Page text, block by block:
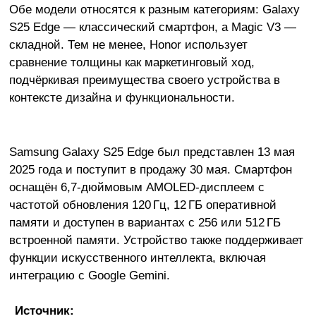
Обе модели относятся к разным категориям: Galaxy
S25 Edge — классический смартфон, а Magic V3 —
складной. Тем не менее, Honor использует
сравнение толщины как маркетинговый ход,
подчёркивая преимущества своего устройства в
контексте дизайна и функциональности.
Samsung Galaxy S25 Edge был представлен 13 мая
2025 года и поступит в продажу 30 мая. Смартфон
оснащён 6,7-дюймовым AMOLED-дисплеем с
частотой обновления 120 Гц, 12 ГБ оперативной
памяти и доступен в вариантах с 256 или 512 ГБ
встроенной памяти. Устройство также поддерживает
функции искусственного интеллекта, включая
интеграцию с Google Gemini.
Источник: